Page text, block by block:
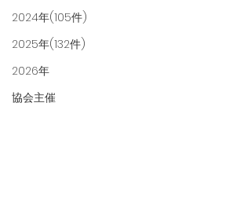
2024年(105件)
2025年(132件)
2026年
協会主催